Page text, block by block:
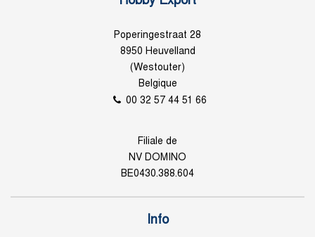
Poperingestraat 28
8950 Heuvelland
(Westouter)
Belgique
00 32 57 44 51 66
Filiale de
NV DOMINO
BE0430.388.604
Info